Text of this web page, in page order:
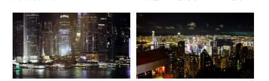
オンと街の活気に夜の眠らない街
を堪能できます。
からはビクトリアハーバーの夜景
も見られます。